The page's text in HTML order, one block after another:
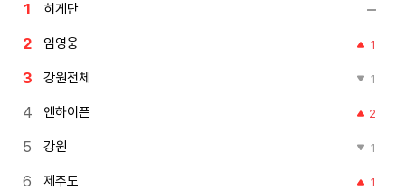
히게단
임영웅 1
강원전체 1
엔하이픈 2
강원 1
제주도 1